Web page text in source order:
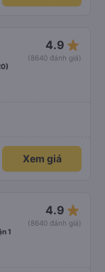
4.9 star_rate
(8640 đánh giá)
Xem giá
4.9 star_rate
(8640 đánh giá)
1